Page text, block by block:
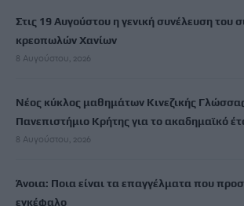
Στις 19 Αυγούστου η γενική συνέλευση του
κρεοπωλών Χανίων
8 Αυγούστου, 2026
Νέος κύκλος μαθημάτων Κινεζικής
Πανεπιστήμιο Κρήτης για το ακαδημαϊκό
8 Αυγούστου, 2026
Άνοια: Ποια είναι τα επαγγέλματα που
εγκέφαλο